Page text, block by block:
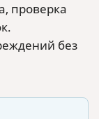
проверка
без